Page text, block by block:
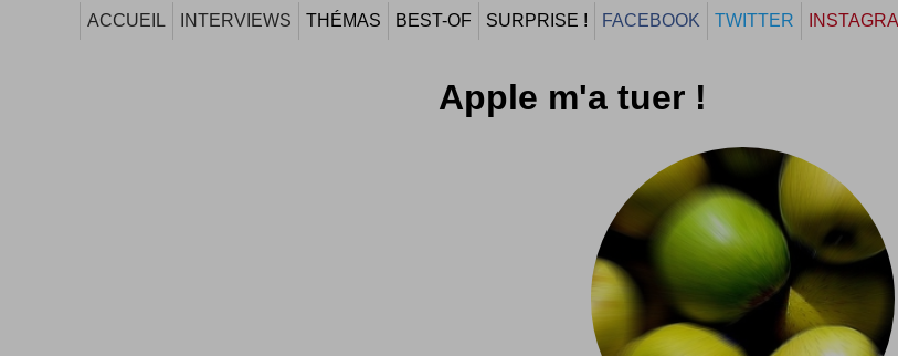
ACCUEIL INTERVIEWS THÉMAS BEST-OF SURPRISE ! FACEBOOK TWITTER
Apple m'a tuer !